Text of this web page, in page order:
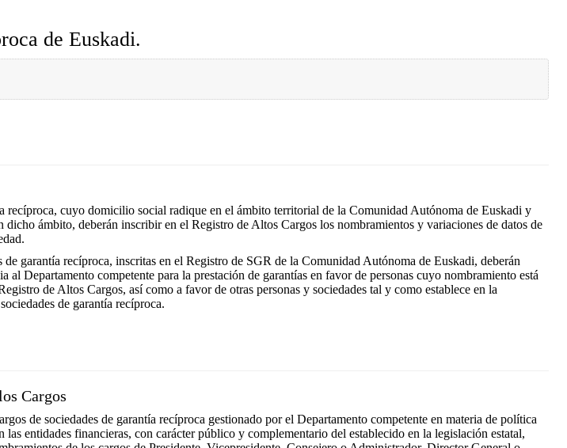
de Euskadi.
recíproca, cuyo domicilio social radique en el ámbito territorial de la Comunidad Autónoma de Euskadi y
dicho ámbito, deberán inscribir en el Registro de Altos Cargos los nombramientos y variaciones de datos de
de garantía recíproca, inscritas en el Registro de SGR de la Comunidad Autónoma de Euskadi, deberán
al Departamento competente para la prestación de garantías en favor de personas cuyo nombramiento está
de Altos Cargos, así como a favor de otras personas y sociedades tal y como establece en la
de garantía recíproca.
Cargos
de sociedades de garantía recíproca gestionado por el Departamento competente en materia de política
las entidades financieras, con carácter público y complementario del establecido en la legislación estatal,